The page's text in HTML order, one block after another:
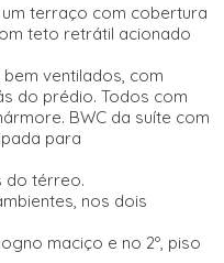
terraço com cobertura
teto retrátil acionado
ventilados, com
do prédio. Todos com
BWC da suíte com
para
do térreo.
nos dois
maciço e no 2º, piso